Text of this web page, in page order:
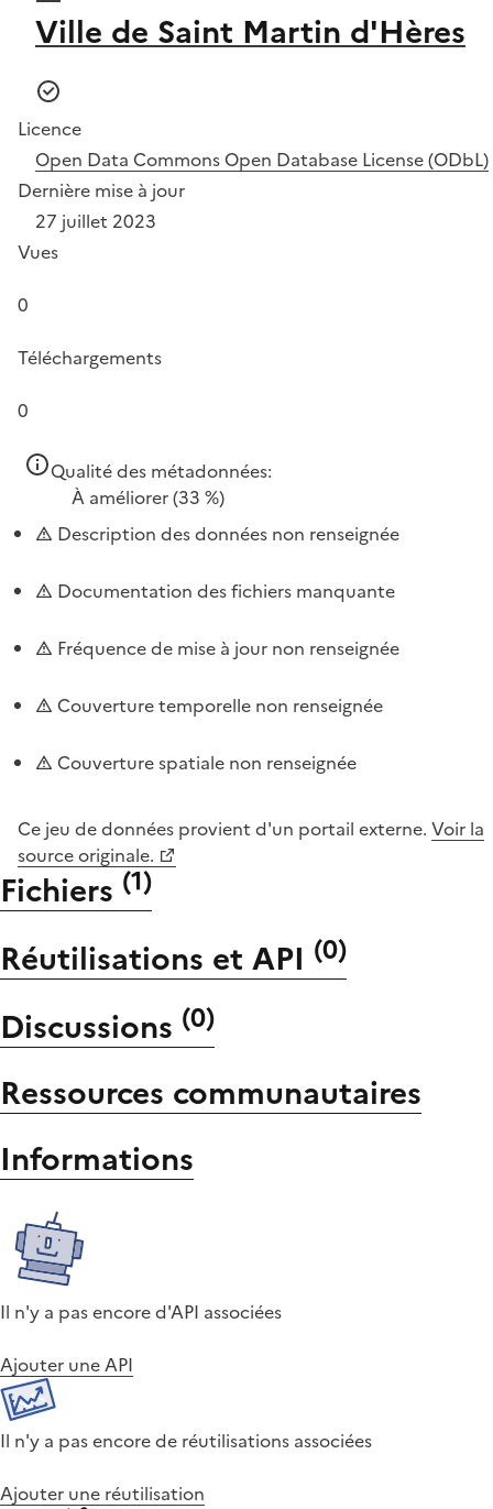
Ville de Saint Martin d'Hères
Licence
Open Data Commons Open Database License (ODbL)
Dernière mise à jour
27 juillet 2023
Vues
0
Téléchargements
0
Qualité des métadonnées:
À améliorer(33 %)
Description des données non renseignée
Documentation des fichiers manquante
Fréquence de mise à jour non renseignée
Couverture temporelle non renseignée
Couverture spatiale non renseignée
Ce jeu de données provient d'un portail externe. Voir la
source originale.
Fichiers (1)
Réutilisations et API (0)
Discussions (0)
Ressources communautaires
Informations
Il n'y a pas encore d'API associées
Ajouter une API
Il n'y a pas encore de réutilisations associées
Ajouter une réutilisation